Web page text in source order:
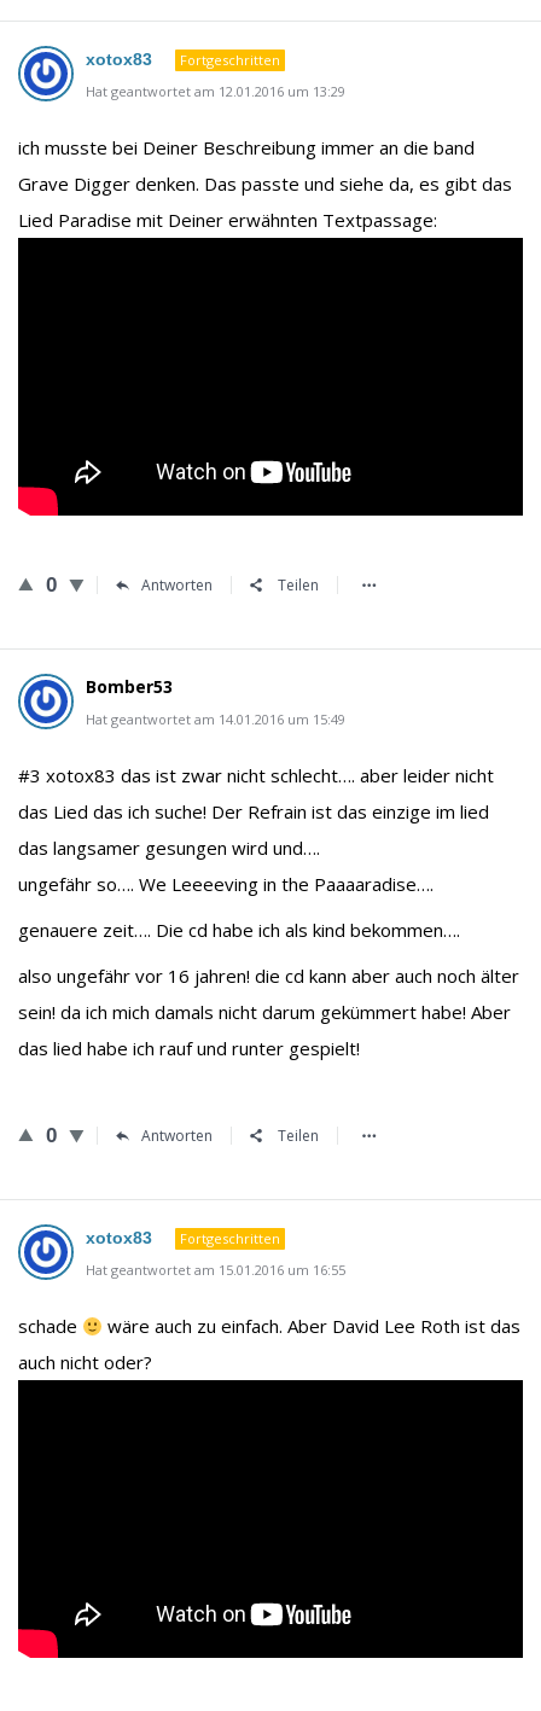
xotox83
Fortgeschritten
Hat geantwortet am 12.01.2016 um 13:29
ich musste bei Deiner Beschreibung immer an die band
Grave Digger denken. Das passte und siehe da, es gibt das
Lied Paradise mit Deiner erwähnten Textpassage:
0 Antworten Teilen
Bomber53
Hat geantwortet am 14.01.2016 um 15:49
#3 xotox83 das ist zwar nicht schlecht…. aber leider nicht
das Lied das ich suche! Der Refrain ist das einzige im lied
das langsamer gesungen wird und….
ungefähr so…. We Leeeeving in the Paaaaradise….
genauere zeit…. Die cd habe ich als kind bekommen….
also ungefähr vor 16 jahren! die cd kann aber auch noch älter
sein! da ich mich damals nicht darum gekümmert habe! Aber
das lied habe ich rauf und runter gespielt!
0 Antworten Teilen
xotox83
Fortgeschritten
Hat geantwortet am 15.01.2016 um 16:55
schade
wäre auch zu einfach. Aber David Lee Roth ist das
auch nicht oder?